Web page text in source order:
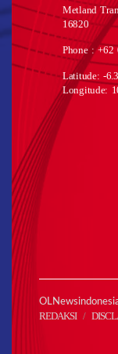
Metland
16820
Phone : +62
Latitude: -
Longitude:
REDAKSI